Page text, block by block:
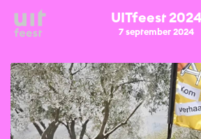
UITfeest 2024
7 september 2024